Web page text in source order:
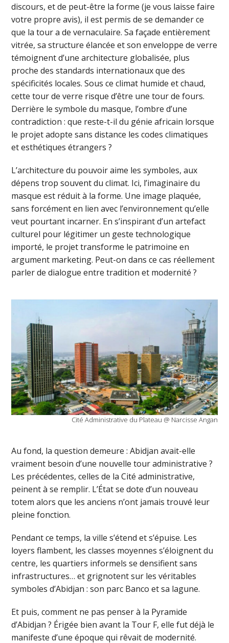
discours, et de peut-être la forme (je vous laisse faire
votre propre avis), il est permis de se demander ce
que la tour a de vernaculaire. Sa façade entièrement
vitrée, sa structure élancée et son enveloppe de verre
témoignent d’une architecture globalisée, plus
proche des standards internationaux que des
spécificités locales. Sous ce climat humide et chaud,
cette tour de verre risque d’être une tour de fours.
Derrière le symbole du masque, l’ombre d’une
contradiction : que reste-t-il du génie africain lorsque
le projet adopte sans distance les codes climatiques
et esthétiques étrangers ?
L’architecture du pouvoir aime les symboles, aux
dépens trop souvent du climat. Ici, l’imaginaire du
masque est réduit à la forme. Une image plaquée,
sans forcément en lien avec l’environnement qu’elle
veut pourtant incarner. En s’inspirant d’un artefact
culturel pour légitimer un geste technologique
importé, le projet transforme le patrimoine en
argument marketing. Peut-on dans ce cas réellement
parler de dialogue entre tradition et modernité ?
Cité Administrative du Plateau @ Narcisse Angan
Au fond, la question demeure : Abidjan avait-elle
vraiment besoin d’une nouvelle tour administrative ?
Les précédentes, celles de la Cité administrative,
peinent à se remplir. L’État se dote d’un nouveau
totem alors que les anciens n’ont jamais trouvé leur
pleine fonction.
Pendant ce temps, la ville s’étend et s’épuise. Les
loyers flambent, les classes moyennes s’éloignent du
centre, les quartiers informels se densifient sans
infrastructures… et grignotent sur les véritables
symboles d’Abidjan : son parc Banco et sa lagune.
Et puis, comment ne pas penser à la Pyramide
d’Abidjan ? Érigée bien avant la Tour F, elle fut déjà le
manifeste d’une époque qui rêvait de modernité.